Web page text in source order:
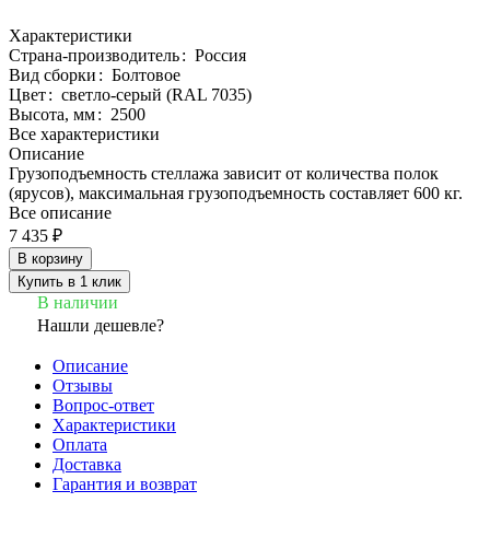
Характеристики
Страна-производитель: Россия
Вид сборки : Болтовое
Цвет: светло-серый (RAL 7035)
Высота, мм: 2500
Все характеристики
Описание
Грузоподъемность стеллажа зависит от количества полок
(ярусов), максимальная грузоподъемность составляет 600 кг.
Все описание
7 435 ₽
В корзину
Купить в 1 клик
В наличии
Нашли дешевле?
Описание
Отзывы
Вопрос-ответ
Характеристики
Оплата
Доставка
Гарантия и возврат